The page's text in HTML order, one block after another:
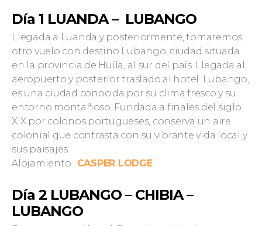
Día 1 LUANDA – LUBANGO
Llegada a Luanda y posteriormente, tomaremos
otro vuelo con destino Lubango, ciudad situada
en la provincia de Huíla, al sur del país. Llegada al
aeropuerto y posterior traslado al hotel. Lubango,
es una ciudad conocida por su clima fresco y su
entorno montañoso. Fundada a finales del siglo
XIX por colonos portugueses, conserva un aire
colonial que contrasta con su vibrante vida local y
sus paisajes.
Alojamiento : CASPER LODGE
Día 2 LUBANGO – CHIBIA –
LUBANGO